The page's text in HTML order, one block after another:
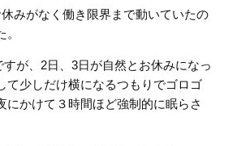
みがなく働き限界まで動いていたの
が、2日、3日が自然とお休みになっ
て少しだけ横になるつもりでゴロゴ
にかけて３時間ほど強制的に眠らさ